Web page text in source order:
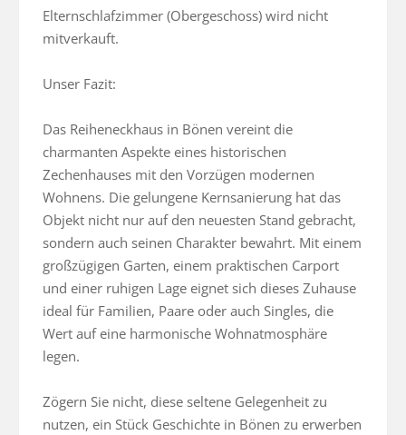
Elternschlafzimmer (Obergeschoss) wird nicht
mitverkauft.
Unser Fazit:
Das Reiheneckhaus in Bönen vereint die
charmanten Aspekte eines historischen
Zechenhauses mit den Vorzügen modernen
Wohnens. Die gelungene Kernsanierung hat das
Objekt nicht nur auf den neuesten Stand gebracht,
sondern auch seinen Charakter bewahrt. Mit einem
großzügigen Garten, einem praktischen Carport
und einer ruhigen Lage eignet sich dieses Zuhause
ideal für Familien, Paare oder auch Singles, die
Wert auf eine harmonische Wohnatmosphäre
legen.
Zögern Sie nicht, diese seltene Gelegenheit zu
nutzen, ein Stück Geschichte in Bönen zu erwerben